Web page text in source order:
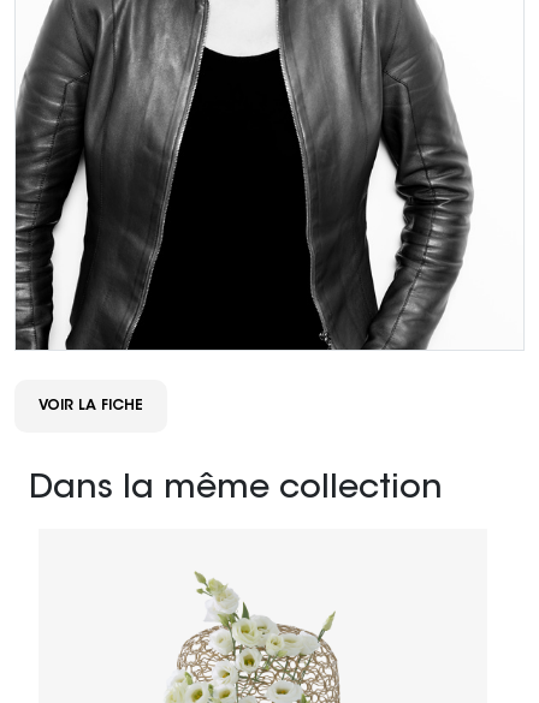
VOIR LA FICHE
Dans la même collection